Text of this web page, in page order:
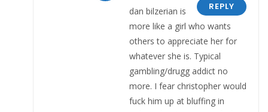
REPLY
dan bilzerian is
more like a girl who wants
others to appreciate her for
whatever she is. Typical
gambling/drugg addict no
more. I fear christopher would
fuck him up at bluffing in